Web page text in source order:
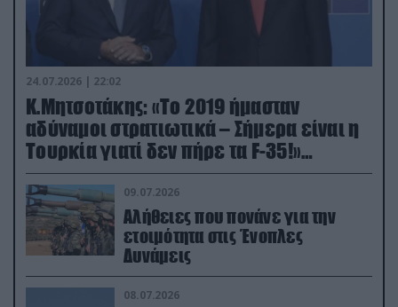
24.07.2026 | 22:02
Κ.Μητσοτάκης: «Το 2019 ήμασταν
αδύναμοι στρατιωτικά – Σήμερα είναι η
Τουρκία γιατί δεν πήρε τα F-35!»
(βίντεο)
09.07.2026
Αλήθειες που πονάνε για την
ετοιμότητα στις Ένοπλες
Δυνάμεις
08.07.2026